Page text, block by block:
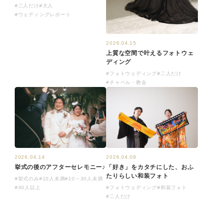
#二人だけ#大人
#ウェディングレポート
2026.04.15
上質な空間で叶えるフォトウェ
ディング
#フォトウェディング#二人だけ
#チャペル・教会
2026.04.14
挙式の後のアフターセレモニー♪
#挙式のみ#10人未満#10～30人未満
#30人以上
2026.04.08
「好き」をカタチにした、おふ
たりらしい和装フォト
#フォトウェディング#和装フォト
#二人だけ